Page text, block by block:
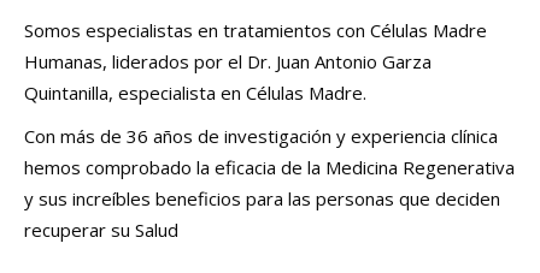
Somos especialistas en tratamientos con Células Madre
Humanas, liderados por el Dr. Juan Antonio Garza
Quintanilla, especialista en Células Madre.
Con más de 36 años de investigación y experiencia clínica
hemos comprobado la eficacia de la Medicina Regenerativa
y sus increíbles beneficios para las personas que deciden
recuperar su Salud